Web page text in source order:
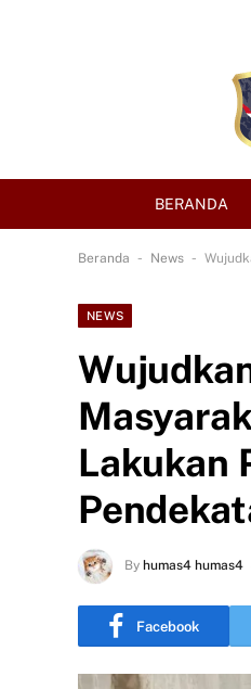
BERANDA
Beranda - News -
NEWS
Lakukan
By humas4 humas4
Facebook